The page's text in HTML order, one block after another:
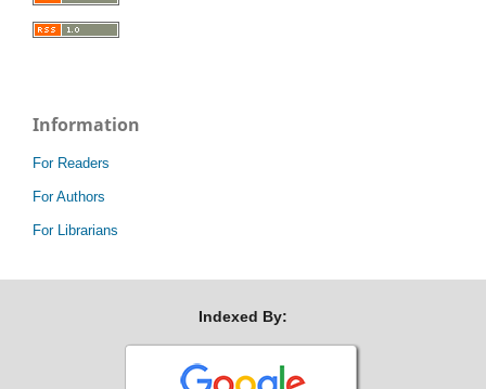
Information
For Readers
For Authors
For Librarians
Indexed By: